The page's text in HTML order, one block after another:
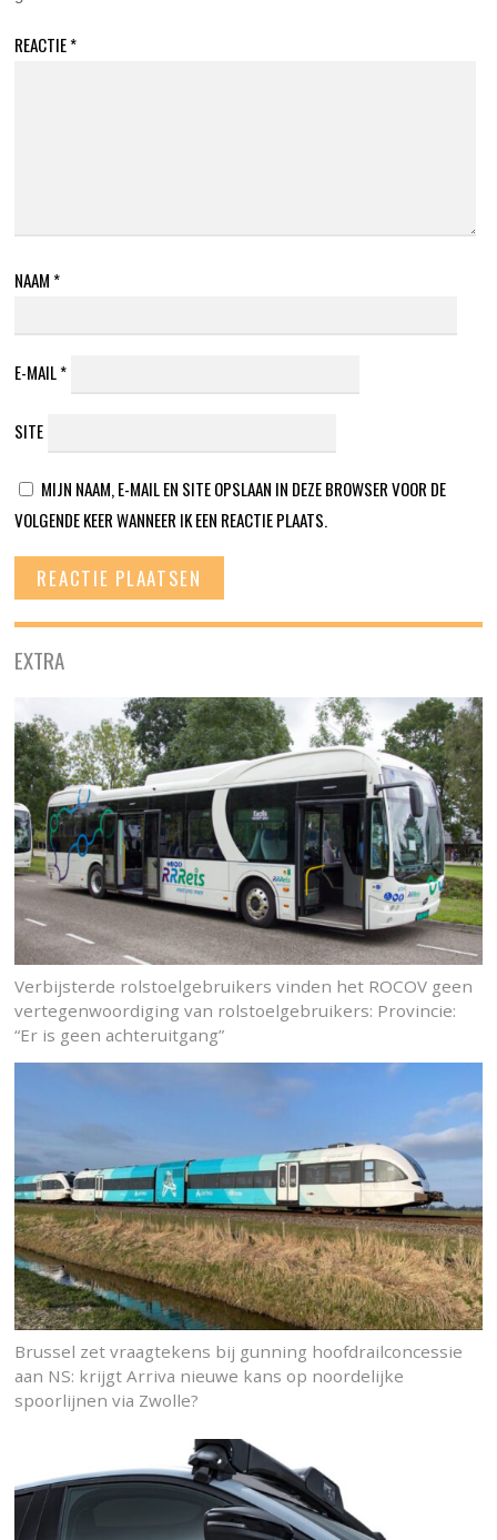
REACTIE*
NAAM *
E-MAIL*
SITE
MIJN NAAM, E-MAIL EN SITE OPSLAAN IN DEZE BROWSER VOOR DE
VOLGENDE KEER WANNEER IK EEN REACTIE PLAATS.
EXTRA
Verbijsterde rolstoelgebruikers vinden het ROCOV geen
vertegenwoordiging van rolstoelgebruikers: Provincie:
“Er is geen achteruitgang”
Brussel zet vraagtekens bij gunning hoofdrailconcessie
aan NS: krijgt Arriva nieuwe kans op noordelijke
spoorlijnen via Zwolle?